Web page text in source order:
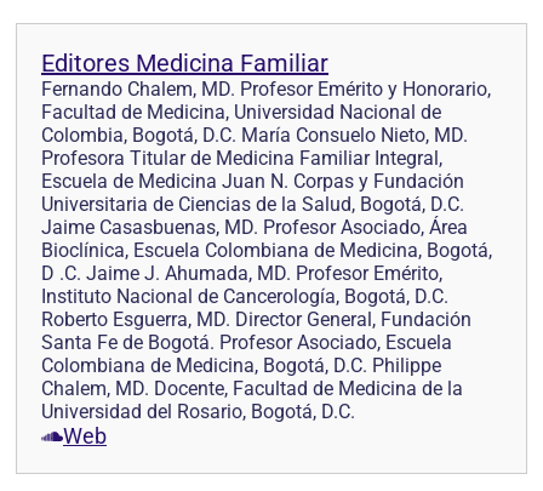
Editores Medicina Familiar
Fernando Chalem, MD. Profesor Emérito y Honorario,
Facultad de Medicina, Universidad Nacional de
Colombia, Bogotá, D.C. María Consuelo Nieto, MD.
Profesora Titular de Medicina Familiar Integral,
Escuela de Medicina Juan N. Corpas y Fundación
Universitaria de Ciencias de la Salud, Bogotá, D.C.
Jaime Casasbuenas, MD. Profesor Asociado, Área
Bioclínica, Escuela Colombiana de Medicina, Bogotá,
D .C. Jaime J. Ahumada, MD. Profesor Emérito,
Instituto Nacional de Cancerología, Bogotá, D.C.
Roberto Esguerra, MD. Director General, Fundación
Santa Fe de Bogotá. Profesor Asociado, Escuela
Colombiana de Medicina, Bogotá, D.C. Philippe
Chalem, MD. Docente, Facultad de Medicina de la
Universidad del Rosario, Bogotá, D.C.
Web